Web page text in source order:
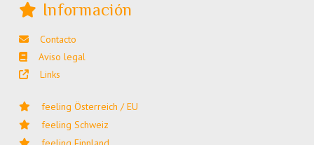
Información
Contacto
Aviso legal
Links
feeling Österreich / EU
feeling Schweiz